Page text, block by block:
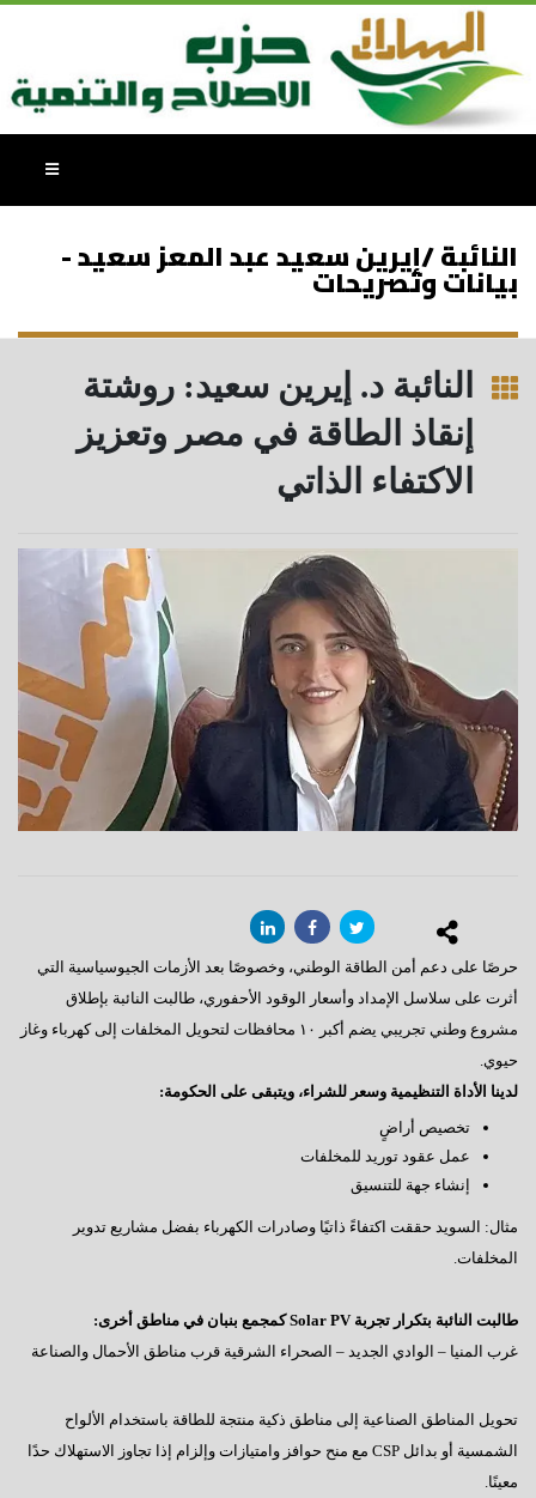
النائبة /إيرين سعيد عبد المعز سعيد -
بيانات وتصريحات
النائبة د. إيرين سعيد: روشتة
إنقاذ الطاقة في مصر وتعزيز
الاكتفاء الذاتي
حرصًا على دعم أمن الطاقة الوطني، وخصوصًا بعد الأزمات الجيوسياسية التي
أثرت على سلاسل الإمداد وأسعار الوقود الأحفوري، طالبت النائبة بإطلاق
مشروع وطني تجريبي يضم أكبر ١٠ محافظات لتحويل المخلفات إلى كهرباء وغاز
حيوي.
لدينا الأداة التنظيمية وسعر للشراء، ويتبقى على الحكومة:
تخصيص أراضٍ
عمل عقود توريد للمخلفات
إنشاء جهة للتنسيق
مثال: السويد حققت اكتفاءً ذاتيًا وصادرات الكهرباء بفضل مشاريع تدوير
المخلفات.
طالبت النائبة بتكرار تجربة Solar PV كمجمع بنبان في مناطق أخرى:
غرب المنيا – الوادي الجديد – الصحراء الشرقية قرب مناطق الأحمال والصناعة
تحويل المناطق الصناعية إلى مناطق ذكية منتجة للطاقة باستخدام الألواح
الشمسية أو بدائل CSP مع منح حوافز وامتيازات وإلزام إذا تجاوز الاستهلاك حدًا
معينًا.